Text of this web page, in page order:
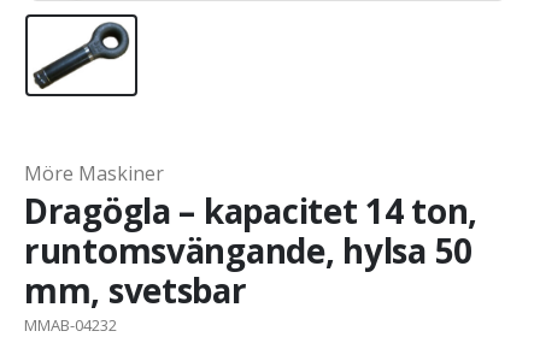
Möre Maskiner
Dragögla – kapacitet 14 ton,
runtomsvängande, hylsa 50
mm, svetsbar
MMAB-04232